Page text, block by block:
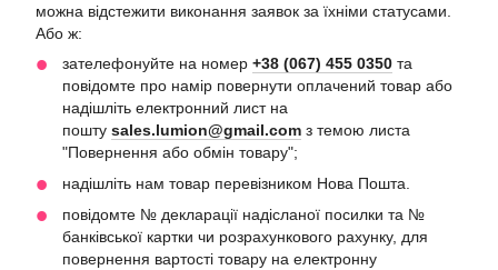
можна відстежити виконання заявок за їхніми статусами.
Або ж:
зателефонуйте на номер +38 (067) 455 0350 та
повідомте про намір повернути оплачений товар або
надішліть електронний лист на
пошту sales.lumion@gmail.com з темою листа
"Повернення або обмін товару";
надішліть нам товар перевізником Нова Пошта.
повідомте № декларації надісланої посилки та №
банківської картки чи розрахункового рахунку, для
повернення вартості товару на електронну